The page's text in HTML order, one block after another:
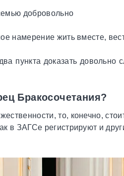
добровольно
намерение жить вместе,
пункта доказать довольно
Бракосочетания?
то, конечно,
в ЗАГСе регистрируют и